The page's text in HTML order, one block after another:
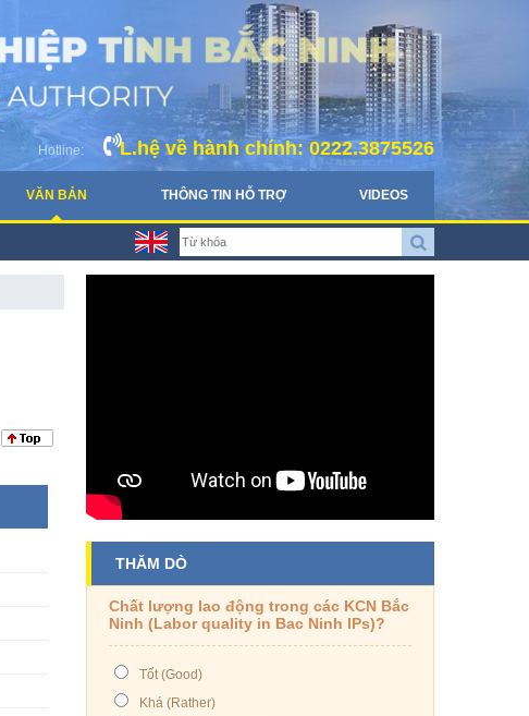
Hotline: L.hệ về hành chính: 0222.3875526
VĂN BẢN THÔNG TIN HỖ TRỢ VIDEOS
THĂM DÒ
Chất lượng lao động trong các KCN Bắc
Ninh (Labor quality in Bac Ninh IPs)?
Tốt (Good)
Khá (Rather)